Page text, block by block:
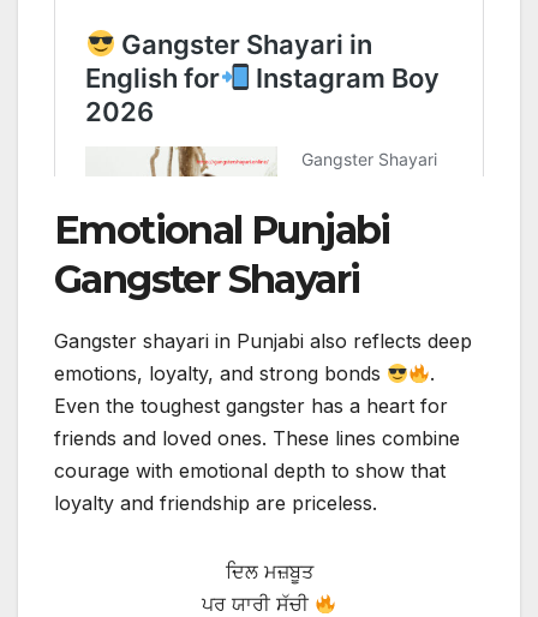
Emotional Punjabi
Gangster Shayari
Gangster shayari in Punjabi also reflects deep
emotions, loyalty, and strong bonds
.
Even the toughest gangster has a heart for
friends and loved ones. These lines combine
courage with emotional depth to show that
loyalty and friendship are priceless.
ਦਿਲ ਮਜ਼ਬੂਤ
ਪਰ ਯਾਰੀ ਸੱਚੀ